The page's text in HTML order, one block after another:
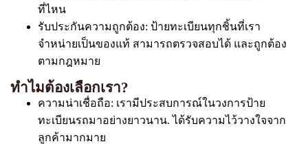
ที่ไหน
รับประกันความถูกต้อง: ป้ายทะเบียนทุกชิ้นที่เรา
จำหน่ายเป็นของแท้ สามารถตรวจสอบได้ และถูกต้อง
ตามกฎหมาย
ทำไมต้องเลือกเรา?
ความน่าเชื่อถือ: เรามีประสบการณ์ในวงการป้าย
ทะเบียนรถมาอย่างยาวนาน. ได้รับความไว้วางใจจาก
ลูกค้ามากมาย